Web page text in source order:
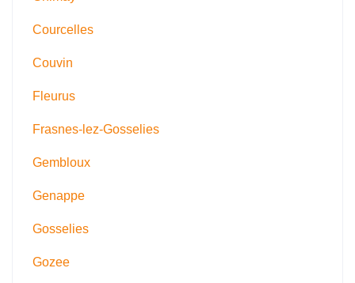
Courcelles
Couvin
Fleurus
Frasnes-lez-Gosselies
Gembloux
Genappe
Gosselies
Gozee